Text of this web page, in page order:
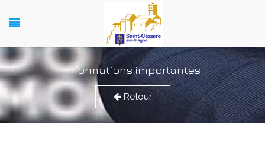
Informations importantes
Retour